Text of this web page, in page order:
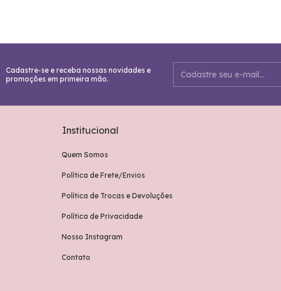
Cadastre-se e receba nossas novidades e
promoções em primeira mão.
Institucional
Quem Somos
Política de Frete/Envios
Política de Trocas e Devoluções
Política de Privacidade
Nosso Instagram
Contato